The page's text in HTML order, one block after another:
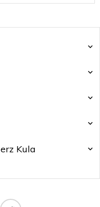
Kula